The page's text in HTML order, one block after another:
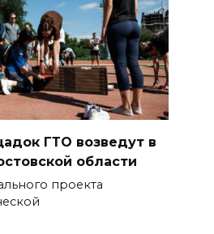
ГТО возведут в
области
проекта